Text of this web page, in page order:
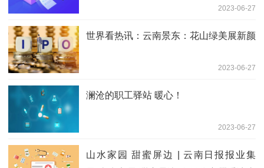
2023-06-27
世界看热讯：云南景东：花山绿美展新颜
2023-06-27
澜沧的职工驿站 暖心！
2023-06-27
山水家园 甜蜜屏边 | 云南日报报业集